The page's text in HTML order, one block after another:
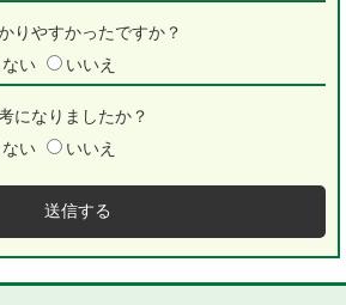
りやすかったですか？
い いいえ
になりましたか？
い いいえ